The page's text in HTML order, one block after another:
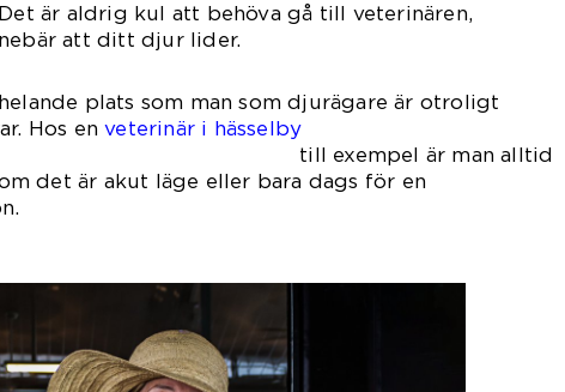
är aldrig kul att behöva gå till veterinären,
att ditt djur lider.
plats som man som djurägare är otroligt
Hos enveterinär i hässelby
är man alltid
det är akut läge eller bara dags för en